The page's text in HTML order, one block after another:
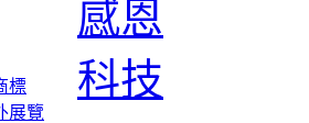
標
展覽